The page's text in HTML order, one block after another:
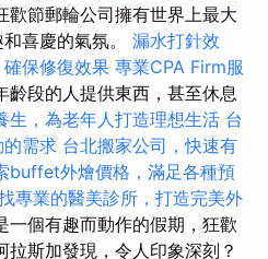
歡節郵輪​​公司擁有世界上最大
喜慶的氣氛。 漏水打針效
保修復效果 專業CPA Firm服
齡段的人提供東西，甚至休息
生，為老年人打造理想生活 台
需求 台北搬家公司，快速有
buffet外燴價格，滿足各種預
專業的醫美診所，打造完美外
一個有趣而動作的假期，狂歡
斯加發現，令人印象深刻？